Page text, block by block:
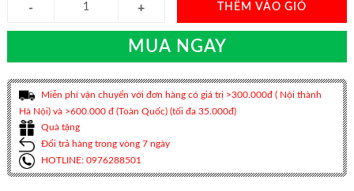
THÊM VÀO GIỎ
MUA NGAY
Miễn phí vận chuyển với đơn hàng có giá trị >300.000đ ( Nội thành
Hà Nội) và >600.000 đ (Toàn Quốc) (tối đa 35.000đ)
Quà tặng
Đổi trả hàng trong vòng 7 ngày
HOTLINE: 0976288501